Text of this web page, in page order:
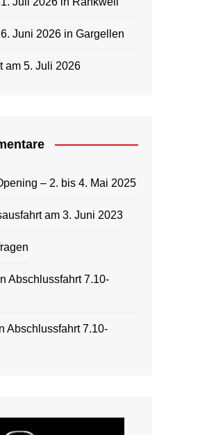
Juni 2026 in Gargellen
am 5. Juli 2026
– 2. bis 4. Mai 2025
am 3. Juni 2023
Abschlussfahrt 7.10-
Abschlussfahrt 7.10-